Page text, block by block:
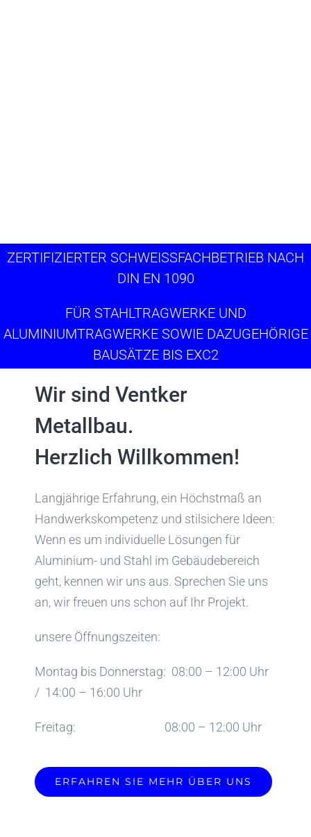
ZERTIFIZIERTER SCHWEISSFACHBETRIEB NACH D
IN EN 1090
FÜR STAHLTRAGWERKE UND
ALUMINIUMTRAGWERKE SOWIE DAZUGEHÖRIGE
BAUSÄTZE BIS EXC2
Wir sind Ventker
Metallbau.
Herzlich Willkommen!
Langjährige Erfahrung, ein Höchstmaß an
Handwerkskompetenz und stilsichere Ideen:
Wenn es um individuelle Lösungen für
Aluminium- und Stahl im Gebäudebereich
geht, kennen wir uns aus. Sprechen Sie uns
an, wir freuen uns schon auf Ihr Projekt.
unsere Öffnungszeiten:
Montag bis Donnerstag: 08:00 – 12:00 Uhr
/ 14:00 – 16:00 Uhr
Freitag: 08:00 – 12:00 Uhr
ERFAHREN SIE MEHR ÜBER UNS